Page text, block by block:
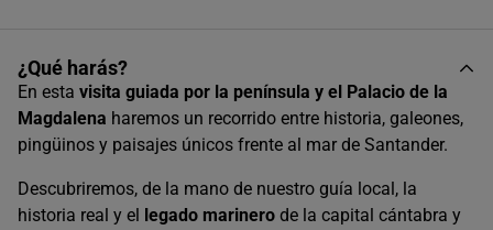
09:30
¿Qué harás?
En esta visita guiada por la península y el Palacio de la
Magdalena haremos un recorrido entre historia, galeones,
pingüinos y paisajes únicos frente al mar de Santander.
Descubriremos, de la mano de nuestro guía local, la
historia real y el legado marinero de la capital cántabra y